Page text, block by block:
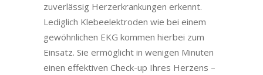
zuverlässig Herzerkrankungen erkennt.
Lediglich Klebeelektroden wie bei einem
gewöhnlichen EKG kommen hierbei zum
Einsatz. Sie ermöglicht in wenigen Minuten
einen effektiven Check-up Ihres Herzens –